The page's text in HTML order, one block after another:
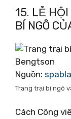
15. LỄ HỘI
BÍ NGÔ
Nguồn:
Trang trại bí ngô
Cách Công